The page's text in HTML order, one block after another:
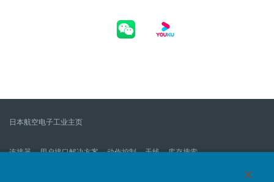
日本航空电子工业主页
连接器 用户接口解决方案 动作控制 天线 库存搜索